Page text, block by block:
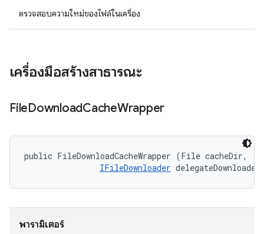
ตรวจสอบความใหม่ของไฟล์ในเครื่อง
เครื่องมือสร้างสาธารณะ
FileDownloadCacheWrapper
public FileDownloadCacheWrapper (File cacheDir,
IFileDownloader
พารามิเตอร์